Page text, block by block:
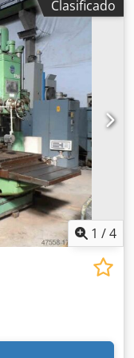
y parada de
para
El
especial
de latas,
de llantas de
prensa de
de papel,
prensa de
de papel,
prensa de
basura, prensa de
Clasificado
1 /4